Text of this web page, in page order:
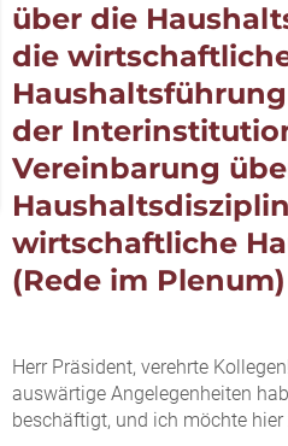
über die
die
der
Vereinbarung
wirtschaftliche
(Rede im Plenum)
Herr Präsident, verehrte
auswärtige Angelegenheiten
beschäftigt, und ich möchte